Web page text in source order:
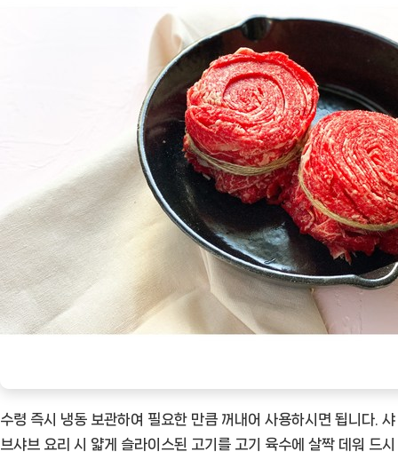
수령 즉시 냉동 보관하여 필요한 만큼 꺼내어 사용하시면 됩니다. 샤
브샤브 요리 시 얇게 슬라이스된 고기를 고기 육수에 살짝 데워 드시